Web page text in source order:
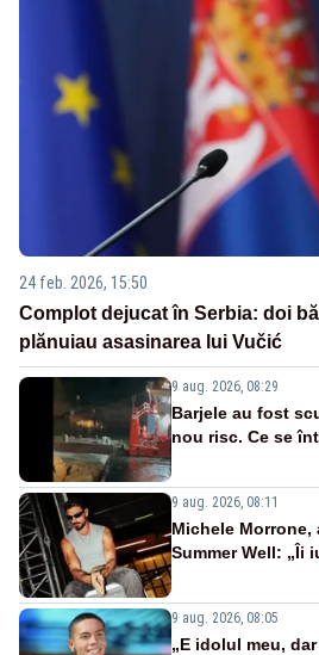
24 feb. 2026, 15:50
Complot dejucat în Serbia: doi
plănuiau asasinarea lui Vučić
9 aug. 2026, 08:29
Barjele au fost
nou risc. Ce se
9 aug. 2026, 08:11
Michele
Summer Well: „Îi
9 aug. 2026, 08:05
„E idolul meu,